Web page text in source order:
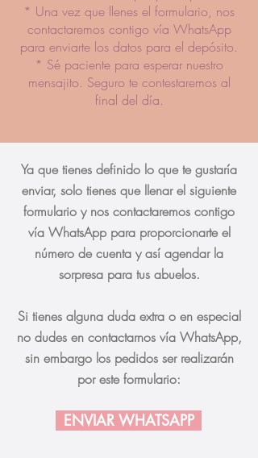
* Una vez que llenes el formulario, nos
contactaremos contigo vía WhatsApp
para enviarte los datos para el depósito.
* Sé paciente para esperar nuestro
mensajito. Seguro te contestaremos al
final del día.
Ya que tienes definido lo que te gustaría
enviar, solo tienes que llenar el siguiente
formulario y nos contactaremos contigo
vía WhatsApp para proporcionarte el
número de cuenta y así agendar la
sorpresa para tus abuelos.
Si tienes alguna duda extra o en especial
no dudes en contactarnos vía WhatsApp,
sin embargo los pedidos ser realizarán
por este formulario:
ENVIAR WHATSAPP